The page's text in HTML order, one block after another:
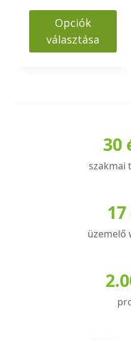
-
888000 Ft
Opciók
választása
30
szakmai
üzemelő